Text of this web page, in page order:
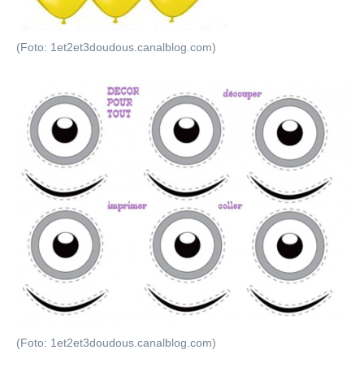
(Foto: 1et2et3doudous.canalblog.com)
(Foto: 1et2et3doudous.canalblog.com)